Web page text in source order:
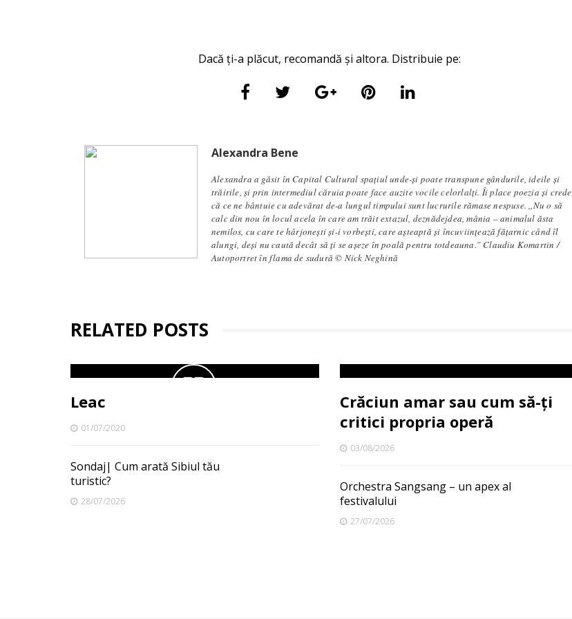
Dacă ți-a plăcut, recomandă și altora. Distribuie pe:
Alexandra Bene
Alexandra a găsit în Capital Cultural spațiul unde-și poate transpune gândurile, ideile și
trăirile, și prin intermediul căruia poate face auzite vocile celorlalți. Îi place poezia și crede
că ce ne bântuie cu adevărat de-a lungul timpului sunt lucrurile rămase nespuse. ,,Nu o să
calc din nou în locul acela în care am trăit extazul, deznădejdea, mânia – animalul ăsta
nemilos, cu care te hârjonești și-i vorbești, care așteaptă și încuviințează fățarnic când îl
alungi, deși nu caută decât să ți se așeze în poală pentru totdeauna.” Claudiu Komartin /
Autoportret în flama de sudură © Nick Neghină
RELATED POSTS
Leac
01/07/2020
Sondaj| Cum arată Sibiul tău
turistic?
28/07/2026
Crăciun amar sau cum să-ți
critici propria operă
03/08/2026
Orchestra Sangsang – un apex al
festivalului
27/07/2026